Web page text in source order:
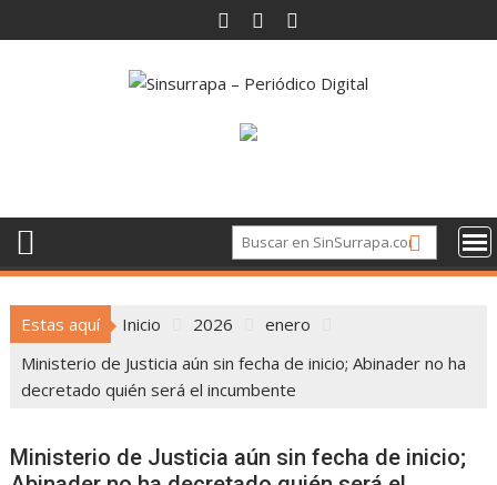
al
Estas aquí Inicio 2026
enero
Ministerio de Justicia aún sin fecha de inicio; Abinader no ha
decretado quién será el incumbente
Ministerio de Justicia aún sin fecha de inicio;